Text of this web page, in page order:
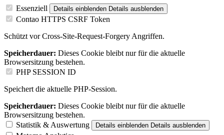
Essenziell Details einblenden Details ausblenden
Contao HTTPS CSRF Token
Schützt vor Cross-Site-Request-Forgery Angriffen.
Speicherdauer: Dieses Cookie bleibt nur für die aktuelle
Browsersitzung bestehen.
PHP SESSION ID
Speichert die aktuelle PHP-Session.
Speicherdauer: Dieses Cookie bleibt nur für die aktuelle
Browsersitzung bestehen.
Statistik & Auswertung
Details einblenden Details ausblenden